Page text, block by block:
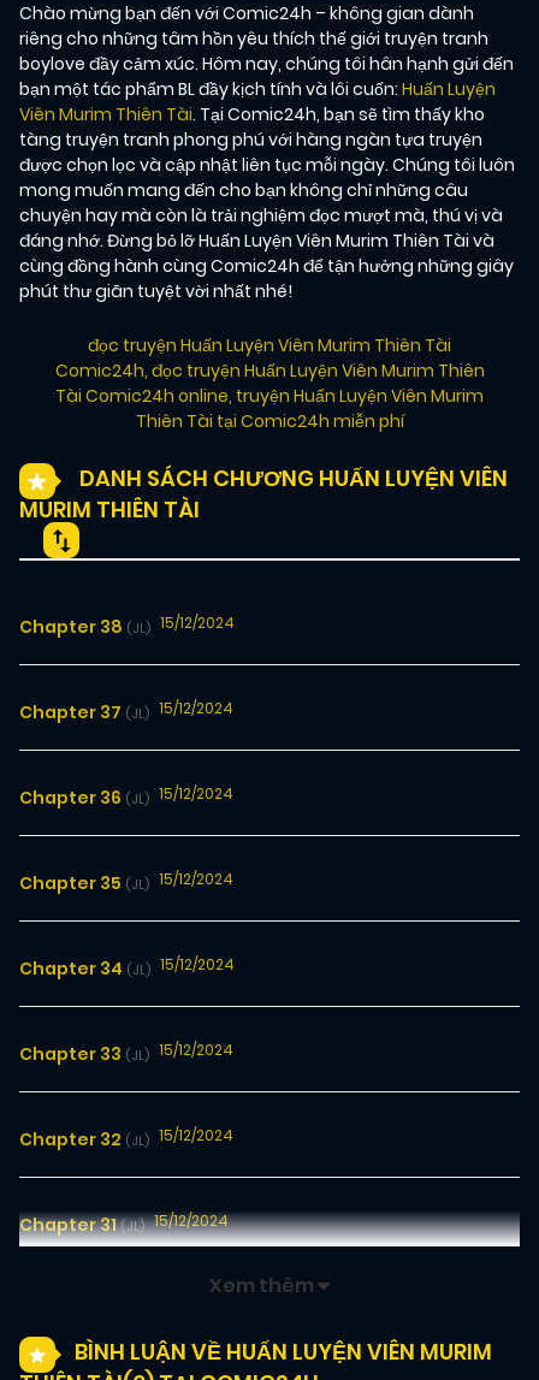
Chào mừng bạn đến với Comic24h – không gian dành
riêng cho những tâm hồn yêu thích thế giới truyện tranh
boylove đầy cảm xúc. Hôm nay, chúng tôi hân hạnh gửi đến
bạn một tác phẩm BL đầy kịch tính và lôi cuốn: Huấn Luyện
Viên Murim Thiên Tài. Tại Comic24h, bạn sẽ tìm thấy kho
tàng truyện tranh phong phú với hàng ngàn tựa truyện
được chọn lọc và cập nhật liên tục mỗi ngày. Chúng tôi luôn
mong muốn mang đến cho bạn không chỉ những câu
chuyện hay mà còn là trải nghiệm đọc mượt mà, thú vị và
đáng nhớ. Đừng bỏ lỡ Huấn Luyện Viên Murim Thiên Tài và
cùng đồng hành cùng Comic24h để tận hưởng những giây
phút thư giãn tuyệt vời nhất nhé!
đọc truyện Huấn Luyện Viên Murim Thiên Tài
Comic24h, đọc truyện Huấn Luyện Viên Murim Thiên
Tài Comic24h online, truyện Huấn Luyện Viên Murim
Thiên Tài tại Comic24h miễn phí
DANH SÁCH CHƯƠNG HUẤN LUYỆN VIÊN
MURIM THIÊN TÀI
Chapter 38 (JL) 15/12/2024
Chapter 37 (JL) 15/12/2024
Chapter 36 (JL) 15/12/2024
Chapter 35 (JL) 15/12/2024
Chapter 34 (JL) 15/12/2024
Chapter 33 (JL) 15/12/2024
Chapter 32 (JL) 15/12/2024
Chapter 31(JL) 15/12/2024
Xem thêm
BÌNH LUẬN VỀ HUẤN LUYỆN VIÊN MURIM